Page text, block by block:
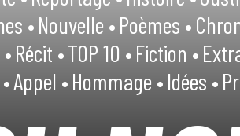
•Nouvelle •Poèmes •
Récit •TOP 10 •Fiction •
Appel •Hommage •Idées •